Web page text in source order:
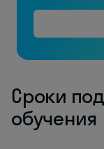
Сроки
обучения